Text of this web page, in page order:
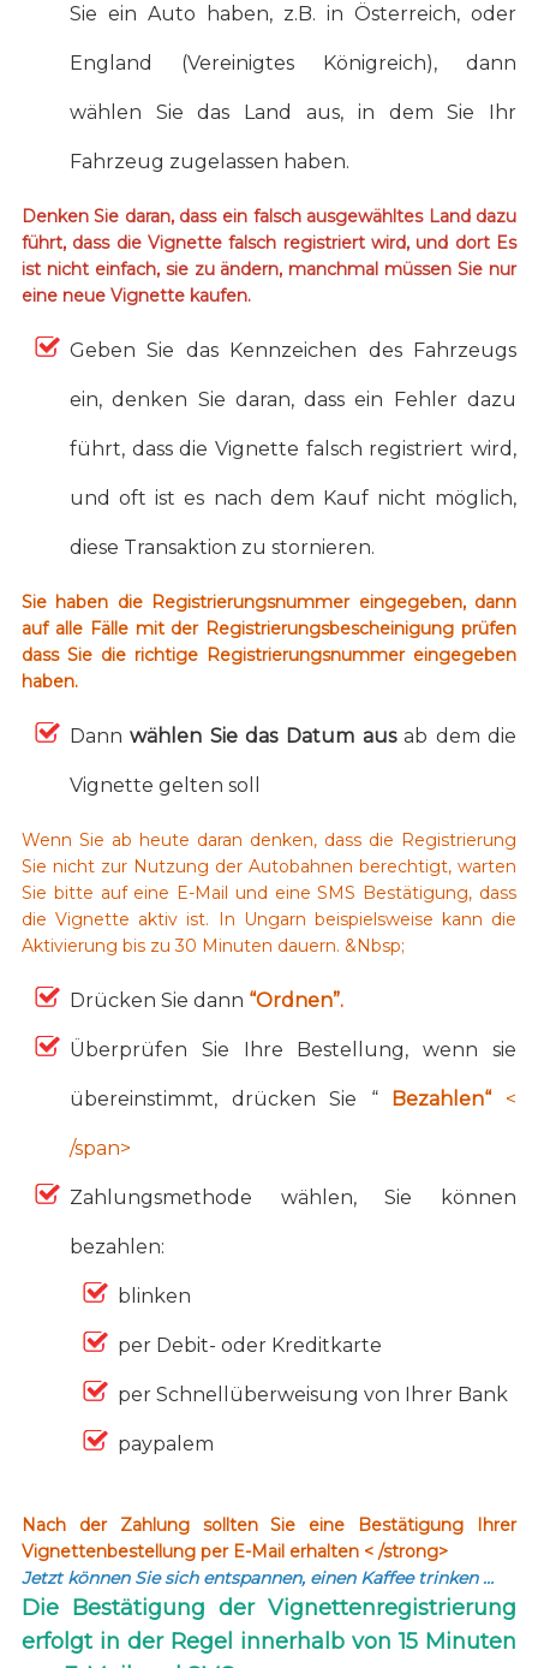
Sie ein Auto haben, z.B. in Österreich, oder
England (Vereinigtes Königreich), dann
wählen Sie das Land aus, in dem Sie Ihr
Fahrzeug zugelassen haben.
Denken Sie daran, dass ein falsch ausgewähltes Land dazu
führt, dass die Vignette falsch registriert wird, und dort Es
ist nicht einfach, sie zu ändern, manchmal müssen Sie nur
eine neue Vignette kaufen.
Geben Sie das Kennzeichen des Fahrzeugs
ein, denken Sie daran, dass ein Fehler dazu
führt, dass die Vignette falsch registriert wird,
und oft ist es nach dem Kauf nicht möglich,
diese Transaktion zu stornieren.
Sie haben die Registrierungsnummer eingegeben, dann
auf alle Fälle mit der Registrierungsbescheinigung prüfen
dass Sie die richtige Registrierungsnummer eingegeben
haben.
Dannwählen Sie das Datum ausab dem die
Vignette gelten soll
Wenn Sie ab heute daran denken, dass die Registrierung
Sie nicht zur Nutzung der Autobahnen berechtigt, warten
Sie bitte auf eine E-Mail und eine SMS Bestätigung, dass
die Vignette aktiv ist. In Ungarn beispielsweise kann die
Aktivierung bis zu 30 Minuten dauern. &Nbsp;
Drücken Sie dann “Ordnen”.
Überprüfen Sie Ihre Bestellung, wenn sie
übereinstimmt, drücken Sie “ Bezahlen“ <
/span>
Zahlungsmethode wählen, Sie können
bezahlen:
blinken
per Debit- oder Kreditkarte
per Schnellüberweisung von Ihrer Bank
paypalem
Nach der Zahlung sollten Sie eine Bestätigung Ihrer
Vignettenbestellung per E-Mail erhalten < /strong>
Jetzt können Sie sich entspannen, einen Kaffee trinken …
Die Bestätigung der Vignettenregistrierung
erfolgt in der Regel innerhalb von 15 Minuten